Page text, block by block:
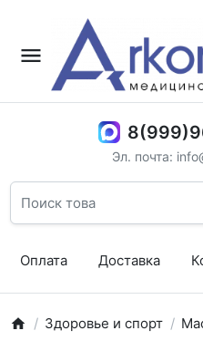
Эл. почта:
Оплата Доставка
Здоровье и спорт